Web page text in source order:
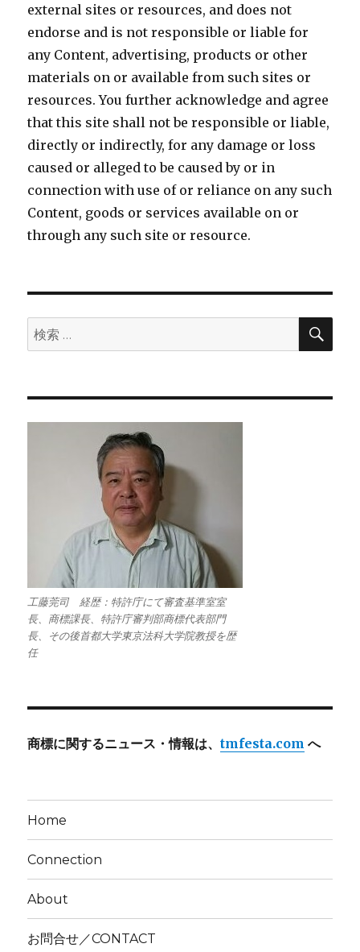
external sites or resources, and does not
endorse and is not responsible or liable for
any Content, advertising, products or other
materials on or available from such sites or
resources. You further acknowledge and agree
that this site shall not be responsible or liable,
directly or indirectly, for any damage or loss
caused or alleged to be caused by or in
connection with use of or reliance on any such
Content, goods or services available on or
through any such site or resource.
検
索:
検
工藤莞司 経歴：特許庁にて審査基準室室
長、商標課長、特許庁審判部商標代表部門
長、その後首都大学東京法科大学院教授を歴
任
商標に関するニュース・情報は、tmfesta.com へ
Home
Connection
About
お問合せ／CONTACT